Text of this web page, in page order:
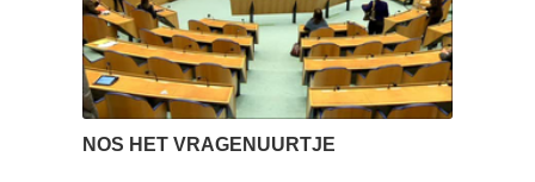
NOS HET VRAGENUURTJE